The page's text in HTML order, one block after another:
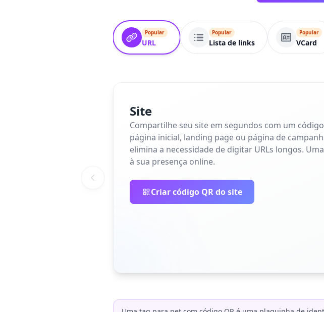
Popular
URL
Popular
Lista de links
Popular
VCard
Site
Compartilhe seu site em segundos com um
página inicial, landing page ou página de
elimina a necessidade de digitar URLs longos.
à sua presença online.
Criar código QR do site